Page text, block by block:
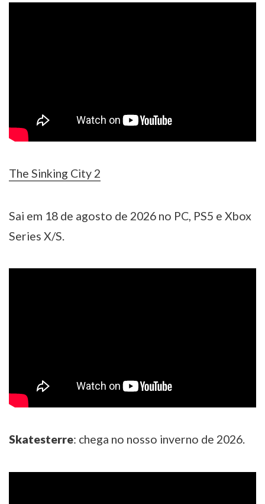
The Sinking City 2
Sai em 18 de agosto de 2026 no PC, PS5 e Xbox
Series X/S.
Skatesterre: chega no nosso inverno de 2026.